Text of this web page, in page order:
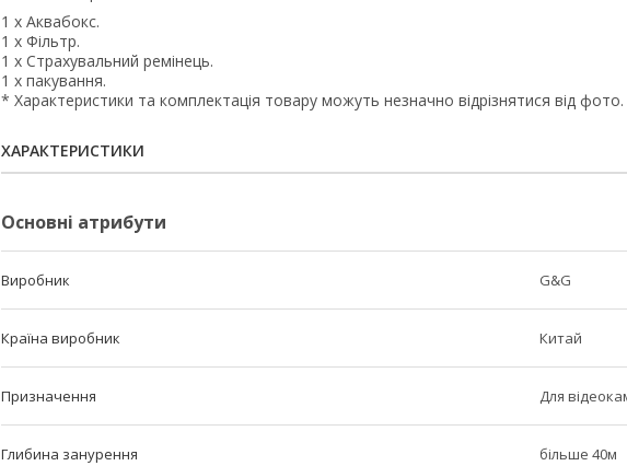
1 х Аквабокс.
1 х Фільтр.
1 х Страхувальний ремінець.
1 х пакування.
* Характеристики та комплектація товару можуть незначно відрізнятися від фото.
ХАРАКТЕРИСТИКИ
Основні атрибути
Виробник G&G
Країна виробник Китай
Призначення Для
Глибина занурення більше 40м